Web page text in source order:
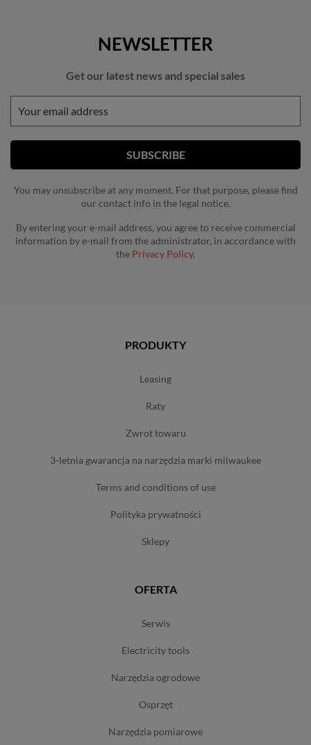
NEWSLETTER
Get our latest news and special sales
You may unsubscribe at any moment. For that purpose, please find
our contact info in the legal notice.
By entering your e-mail address, you agree to receive commercial
information by e-mail from the administrator, in accordance with
the Privacy Policy.
PRODUKTY
leasing
raty
zwrot towaru
3-letnia gwarancja na narzędzia marki milwaukee
terms and conditions of use
polityka prywatności
sklepy
OFERTA
serwis
electricity tools
narzędzia ogrodowe
osprzęt
narzędzia pomiarowe